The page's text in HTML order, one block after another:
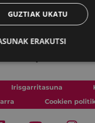
Tutik Klown
Montxo eta Jose
Plazan,
Irisgarritasuna
Cookien
GUZTIAK UKATU
ERAKUTSI